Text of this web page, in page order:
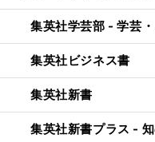
集英社学芸部 - 学芸
集英社ビジネス書
集英社新書
集英社新書プラス -